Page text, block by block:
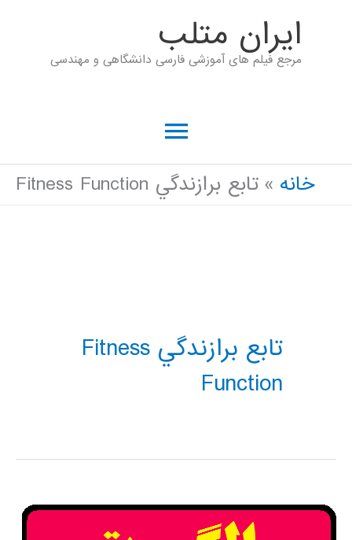
ايران متلب
مرجع فیلم های آموزشی فارسی دانشگاهی و مهندسی
فهرست
اصلی
خانه تابع برازندگي Fitness Function
تابع برازندگي Fitness
Function